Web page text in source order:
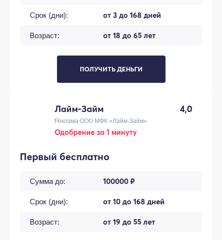
Срок (дни): от 3 до 168 дней
Возраст: от 18 до 65 лет
ПОЛУЧИТЬ ДЕНЬГИ
Лайм-Займ 4,0
Реклама ООО МФК «Лайм-Займ»
Одобрение за 1 минуту
Первый бесплатно
Сумма до: 100000 ₽
Срок (дни): от 10 до 168 дней
Возраст: от 19 до 55 лет